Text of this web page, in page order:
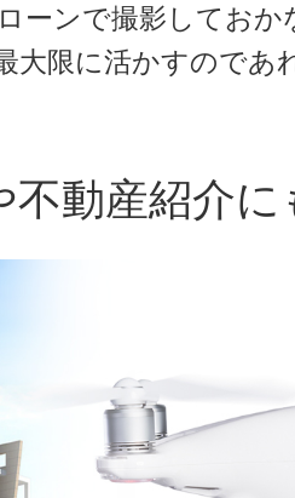
ーンで撮影しておか
大限に活かすのであ
動産紹介に